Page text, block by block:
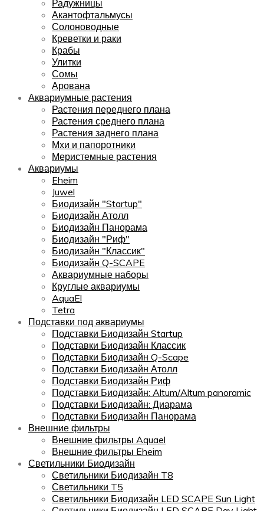
Радужницы
Акантофтальмусы
Солоноводные
Креветки и раки
Крабы
Улитки
Сомы
Арована
Аквариумные растения
Растения переднего плана
Растения среднего плана
Растения заднего плана
Мхи и папоротники
Меристемные растения
Аквариумы
Eheim
Juwel
Биодизайн "Startup"
Биодизайн Атолл
Биодизайн Панорама
Биодизайн "Риф"
Биодизайн "Классик"
Биодизайн Q-SCAPE
Аквариумные наборы
Круглые аквариумы
AquaEl
Tetra
Подставки под аквариумы
Подставки Биодизайн Startup
Подставки Биодизайн Классик
Подставки Биодизайн Q-Scape
Подставки Биодизайн Атолл
Подставки Биодизайн Риф
Подставки Биодизайн: Altum/Altum panoramic
Подставки Биодизайн: Диарама
Подставки Биодизайн Панорама
Внешние фильтры
Внешние фильтры Aquael
Внешние фильтры Eheim
Светильники Биодизайн
Светильники Биодизайн T8
Светильники T5
Светильники Биодизайн LED SCAPE Sun Light